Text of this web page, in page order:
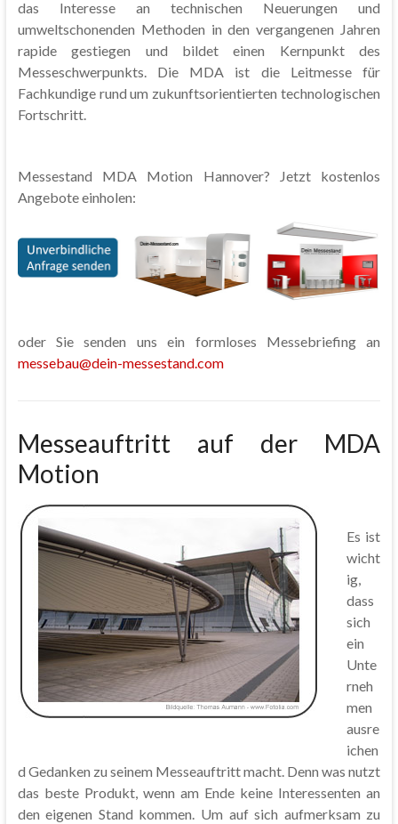
das Interesse an technischen Neuerungen und
umweltschonenden Methoden in den vergangenen Jahren
rapide gestiegen und bildet einen Kernpunkt des
Messeschwerpunkts. Die MDA ist die Leitmesse für
Fachkundige rund um zukunftsorientierten technologischen
Fortschritt.
Messestand MDA Motion Hannover? Jetzt kostenlos
Angebote einholen:
oder Sie senden uns ein formloses Messebriefing an
messebau@dein-messestand.com
Messeauftritt auf der MDA
Motion
Es ist
wicht
ig,
dass
sich
ein
Unte
rneh
men
ausre
ichen
d Gedanken zu seinem Messeauftritt macht. Denn was nutzt
das beste Produkt, wenn am Ende keine Interessenten an
den eigenen Stand kommen. Um auf sich aufmerksam zu